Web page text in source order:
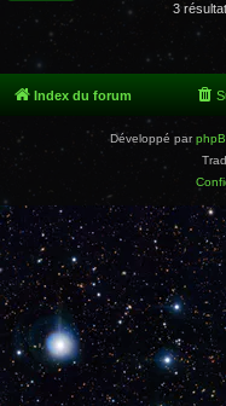
3
Index du forum
Développé par